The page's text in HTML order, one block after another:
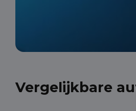
Vergelijkbare